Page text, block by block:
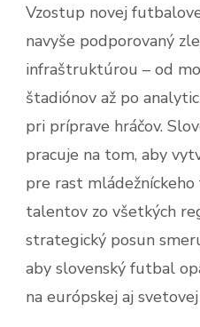
Vzostup novej
navyše podporovaný
infraštruktúrou – od
štadiónov až po
pri príprave hráčov.
pracuje na tom, aby
pre rast
talentov zo všetkých
strategický posun
aby slovenský futbal
na európskej aj svetovej